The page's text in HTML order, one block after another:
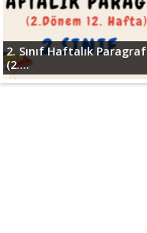
2. Sınıf Haftalık Paragraf
(2....